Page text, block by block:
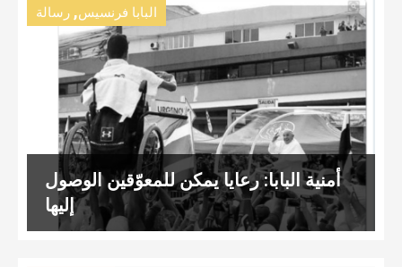
البابا فرنسيس, رسالة
أمنية البابا: رعايا يمكن للمعوّقين الوصول
إليها